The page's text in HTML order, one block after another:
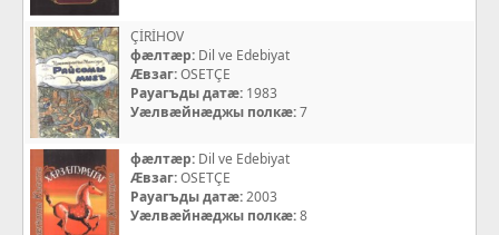
ÇİRİHOV
фæлтæр: Dil ve Edebiyat
Æвзаг:OSETÇE
Рауагъды датæ: 1983
Уæлвæйнæджы полкæ:7
фæлтæр: Dil ve Edebiyat
Æвзаг:OSETÇE
Рауагъды датæ:2003
Уæлвæйнæджы полкæ:8